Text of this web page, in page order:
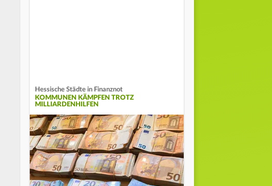
Hessische Städte in Finanznot
KOMMUNEN KÄMPFEN TROTZ
MILLIARDENHILFEN